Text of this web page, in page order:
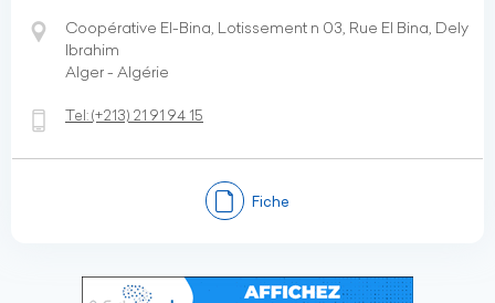
Coopérative El-Bina, Lotissement n 03, Rue El Bina, Dely
Ibrahim
Alger - Algérie
Tel:(+213) 21 91 94 15
Fiche